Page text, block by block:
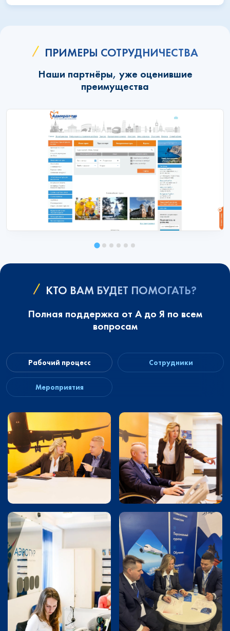
ПРИМЕРЫ СОТРУДНИЧЕСТВА
Наши партнёры, уже оценившие
преимущества
КТО ВАМ БУДЕТ ПОМОГАТЬ?
Полная поддержка от А до Я по всем
вопросам
Рабочий процесс Сотрудники
Мероприятия